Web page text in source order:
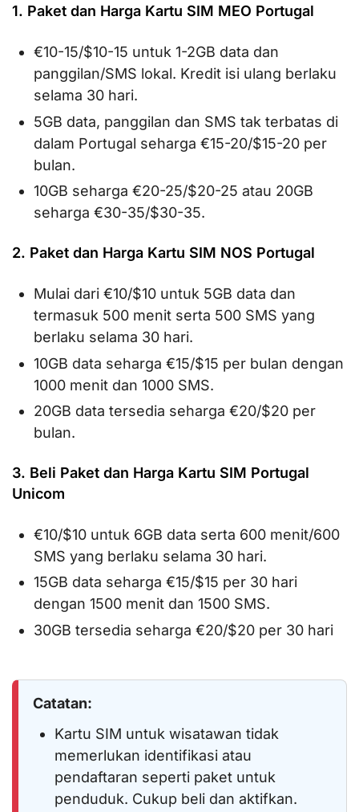
1. Paket dan Harga Kartu SIM MEO Portugal
€10-15/$10-15 untuk 1-2GB data dan
panggilan/SMS lokal. Kredit isi ulang berlaku
selama 30 hari.
5GB data, panggilan dan SMS tak terbatas di
dalam Portugal seharga €15-20/$15-20 per
bulan.
10GB seharga €20-25/$20-25 atau 20GB
seharga €30-35/$30-35.
2. Paket dan Harga Kartu SIM NOS Portugal
Mulai dari €10/$10 untuk 5GB data dan
termasuk 500 menit serta 500 SMS yang
berlaku selama 30 hari.
10GB data seharga €15/$15 per bulan dengan
1000 menit dan 1000 SMS.
20GB data tersedia seharga €20/$20 per
bulan.
3. Beli Paket dan Harga Kartu SIM Portugal
Unicom
€10/$10 untuk 6GB data serta 600 menit/600
SMS yang berlaku selama 30 hari.
15GB data seharga €15/$15 per 30 hari
dengan 1500 menit dan 1500 SMS.
30GB tersedia seharga €20/$20 per 30 hari
Catatan:
Kartu SIM untuk wisatawan tidak
memerlukan identifikasi atau
pendaftaran seperti paket untuk
penduduk. Cukup beli dan aktifkan.